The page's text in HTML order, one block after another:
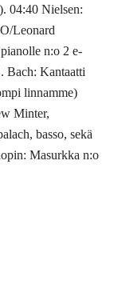
04:40 Nielsen:
Leonard
n:o 2 e-
Bach: Kantaatti
linnamme)
Minter,
basso, sekä
Masurkka n:o